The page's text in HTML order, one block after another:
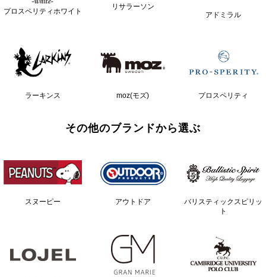
プロスペリティホワイト
リサラーソン
アドミラル
ラーキンス moz(モズ) プロスペリティ
その他のブランドから選ぶ
スヌーピー アウトドア
バリスティックスピリッ
ト